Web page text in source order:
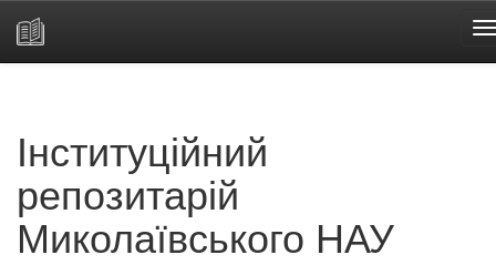
Інституційний
репозитарій
Миколаївського НАУ